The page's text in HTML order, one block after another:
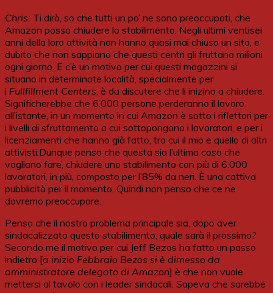
Chris: Ti dirò, so che tutti un po’ ne sono preoccupati, che
Amazon possa chiudere lo stabilimento. Negli ultimi ventisei
anni della loro attività non hanno quasi mai chiuso un sito, e
dubito che non sappiano che questi centri gli fruttano milioni
ogni giorno. E c’è un motivo per cui questi magazzini si
situano in determinate località, specialmente per
i Fullfillment Centers, è da discutere che li inizino a chiudere.
Significherebbe che 6.000 persone perderanno il lavoro
all’istante, in un momento in cui Amazon è sotto i riflettori per
i livelli di sfruttamento a cui sottopongono i lavoratori, e per i
licenziamenti che hanno già fatto, tra cui il mio e quello di altri
attivisti.Dunque penso che questa sia l’ultima cosa che
vogliano fare, chiudere uno stabilimento con più di 6.000
lavoratori, in più, composto per l’85% da neri. È una cattiva
pubblicità per il momento. Quindi non penso che ce ne
dovremo preoccupare.
Penso che il nostro problema principale sia, dopo aver
sindacalizzato questo stabilimento, quale sarà il prossimo?
Secondo me il motivo per cui Jeff Bezos ha fatto un passo
indietro [a inizio Febbraio Bezos si è dimesso da
amministratore delegato di Amazon] è che non vuole
mettersi al tavolo con i leader sindacali. Sapeva che sarebbe